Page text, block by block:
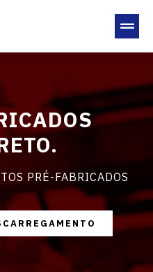
PRÉ-FABRICADOS